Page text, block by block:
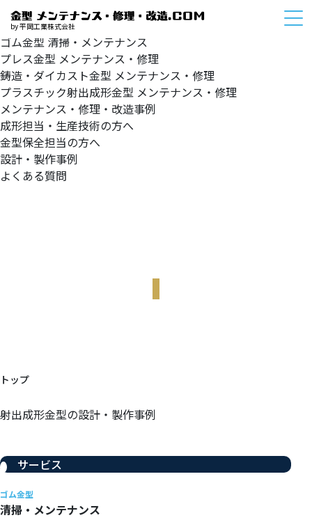
by 平岡工業株式会社
HOME
サービスメニュー
ゴム金型 清掃・メンテナンス
プレス金型 メンテナンス・修理
鋳造・ダイカスト金型 メンテナンス・修理
プラスチック射出成形金型 メンテナンス・修理
メンテナンス・修理・改造事例
成形担当・生産技術の方へ
金型保全担当の方へ
設計・製作事例
よくある質問
トップ
サービス
ゴム金型
清掃・メンテナンス
射出成形金型の設計・製作事例